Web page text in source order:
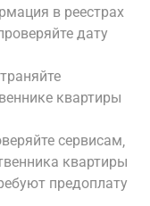
в реестрах
дату
квартиры
сервисам‚
квартиры
предоплату